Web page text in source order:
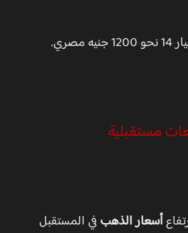
مستقبلية
أسعار الذهبفي المستقبل